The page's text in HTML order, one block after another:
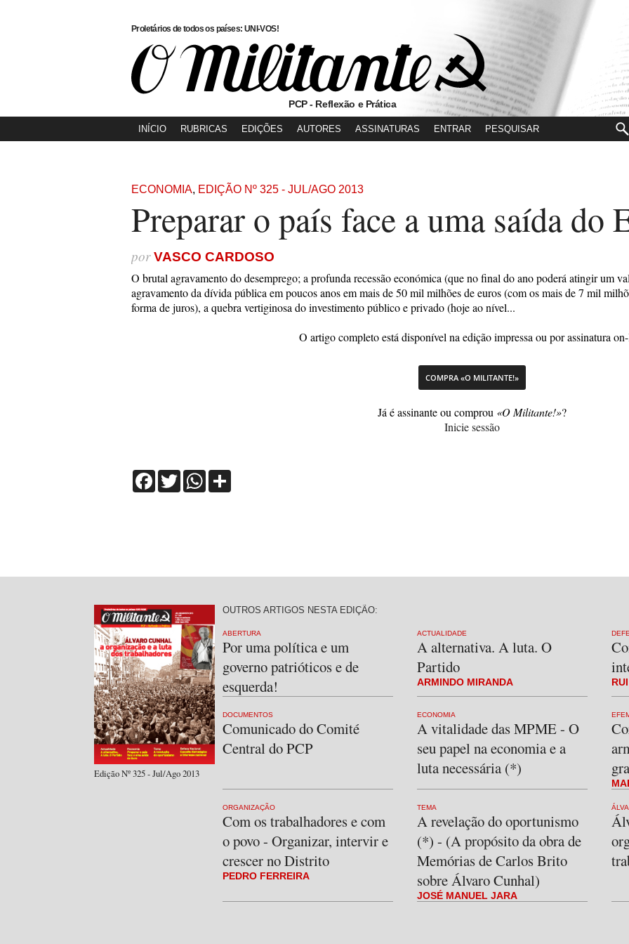
Proletários de todos os países: UNI-VOS!
PCP - Reflexão e Prática
INÍCIO RUBRICAS EDIÇÕES AUTORES ASSINATURAS ENTRAR
ECONOMIA, EDIÇÃO Nº 325 - JUL/AGO 2013
Preparar o país face a uma saída do
porVASCO CARDOSO
O brutal agravamento do desemprego; a profunda recessão económica (que no final do ano poderá atingir um
agravamento da dívida pública em poucos anos em mais de 50 mil milhões de euros (com os mais de 7 mil
forma de juros), a quebra vertiginosa do investimento público e privado (hoje ao nível...
O artigo completo está disponível na edição impressa ou por assinatura
COMPRA «O MILITANTE!»
Já é assinante ou comprou «O Militante!»?
Inicie sessão
FacebookTwitterWhatsApp
Edição Nº 325 - Jul/Ago 2013
OUTROS ARTIGOS NESTA EDIÇÃO:
ABERTURA
Por uma política e um
governo patrióticos e de
esquerda!
ACTUALIDADE
A alternativa. A luta. O
Partido
ARMINDO MIRANDA
DOCUMENTOS
Comunicado do Comité
Central do PCP
ECONOMIA
A vitalidade das MPME - O
seu papel na economia e a
luta necessária (*)
ORGANIZAÇÃO
Com os trabalhadores e com
o povo - Organizar, intervir e
crescer no Distrito
PEDRO FERREIRA
TEMA
A revelação do oportunismo
(*) - (A propósito da obra de
Memórias de Carlos Brito
sobre Álvaro Cunhal)
JOSÉ MANUEL JARA